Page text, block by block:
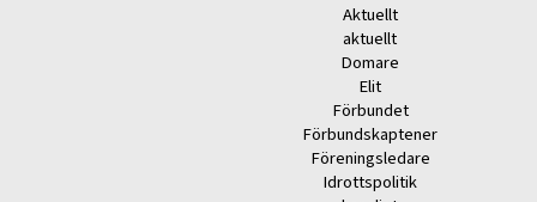
Aktuellt
aktuellt
Domare
Elit
Förbundet
Förbundskaptener
Föreningsledare
Idrottspolitik